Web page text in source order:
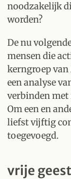
noodzakelijk
worden?
De nu
mensen die
kerngroep
een analyse
verbinden met
Om een en
liefst vijftig
toegevoegd.
vrije